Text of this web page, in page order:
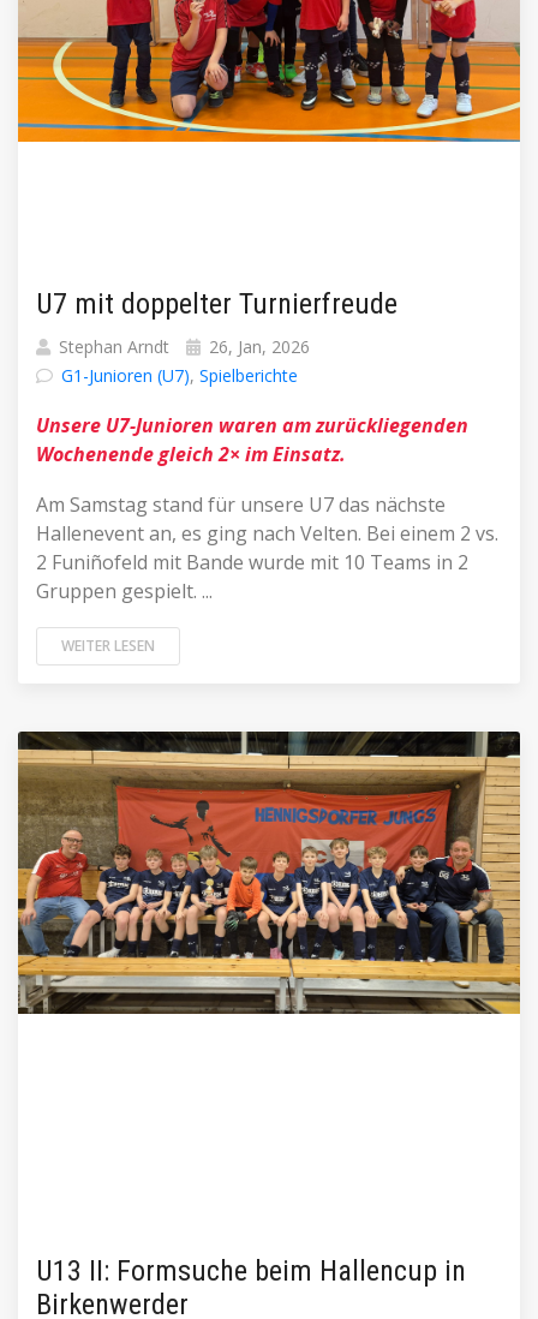
U7 mit doppelter Turnierfreude
Stephan Arndt
26, Jan, 2026
G1-Junioren (U7), Spielberichte
Unsere U7-Junioren waren am zurückliegenden
Wochenende gleich 2× im Einsatz.
Am Samstag stand für unsere U7 das nächste
Hallenevent an, es ging nach Velten. Bei einem 2 vs.
2 Funiñofeld mit Bande wurde mit 10 Teams in 2
Gruppen gespielt. ...
WEITER LESEN
U13 II: Formsuche beim Hallencup in
Birkenwerder